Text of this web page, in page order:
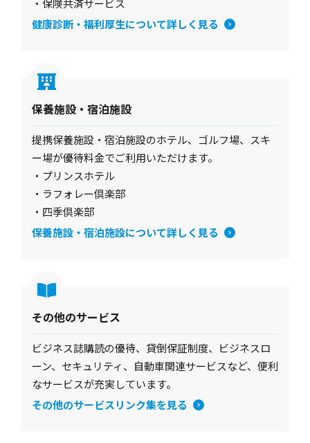
・保険共済サービス
健康診断・福利厚生について詳しく見る
保養施設・宿泊施設
提携保養施設・宿泊施設のホテル、ゴルフ場、スキ
ー場が優待料金でご利用いただけます。
・プリンスホテル
・ラフォレー倶楽部
・四季倶楽部
保養施設・宿泊施設について詳しく見る
その他のサービス
ビジネス誌購読の優待、貸倒保証制度、ビジネスロ
ーン、セキュリティ、自動車関連サービスなど、便利
なサービスが充実しています。
その他のサービスリンク集を見る